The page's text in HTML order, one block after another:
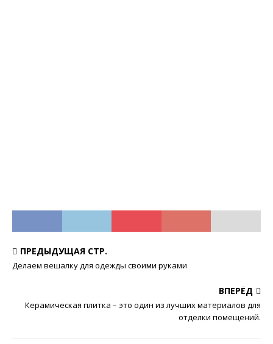
ПРЕДЫДУЩАЯ СТР.
Делаем вешалку для одежды своими руками
ВПЕРЁД
Керамическая плитка – это один из лучших материалов для
отделки помещений.